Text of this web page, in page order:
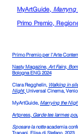
MyArtGuide, Marryng
Primo Premio,
Primo Premio per l'Arte
Nasty Magazine, Art Fairs,
Bologna ENG 2024
Clara Regghelin, Walking in
Night, Universal Cinema,
MyArtGuide, Marrying the
Artpress, Garde tes larmes
Sposare la notteacademia
Trapani, Elisa di Stefano, 2023